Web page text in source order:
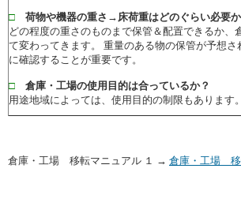
□ 荷物や機器の重さ→床荷重はどのぐらい必要か
どの程度の重さのものまで保管＆配置できるか、
て変わってきます。 重量のある物の保管が予想さ
に確認することが重要です。
□ 倉庫・工場の使用目的は合っているか？
用途地域によっては、使用目的の制限もあります。
倉庫・工場 移転マニュアル １ → 倉庫・工場 移